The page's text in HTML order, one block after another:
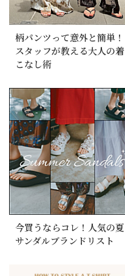
柄パンツって意外と簡単！
スタッフが教える大人の着
こなし術
今買うならコレ！人気の夏
サンダルブランドリスト